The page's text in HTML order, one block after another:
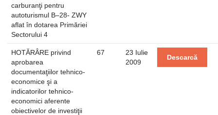
carburanţi pentru
autoturismul B–28- ZWY
aflat în dotarea Primăriei
Sectorului 4
HOTĂRÂRE privind
aprobarea
documentaţiilor tehnico-
economice şi a
indicatorilor tehnico-
economici aferente
obiectivelor de investiţii
67
23 Iulie
2009
Descarcă